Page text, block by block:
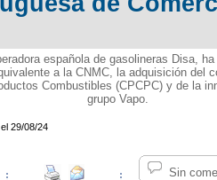
española de gasolineras Disa,
a la CNMC, la adquisición del
Combustibles (CPCPC) y de la
grupo Vapo.
29/08/24
Sin